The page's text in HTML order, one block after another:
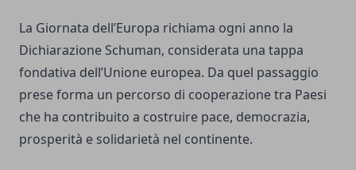
La Giornata dell’Europa richiama ogni anno la
Dichiarazione Schuman, considerata una tappa
fondativa dell’Unione europea. Da quel passaggio
prese forma un percorso di cooperazione tra Paesi
che ha contribuito a costruire pace, democrazia,
prosperità e solidarietà nel continente.